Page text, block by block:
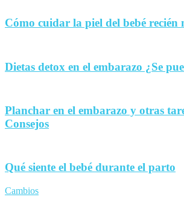
Cómo cuidar la piel del bebé recién
Dietas detox en el embarazo ¿Se
Planchar en el embarazo y otras
Consejos
Qué siente el bebé durante el parto
Cambios